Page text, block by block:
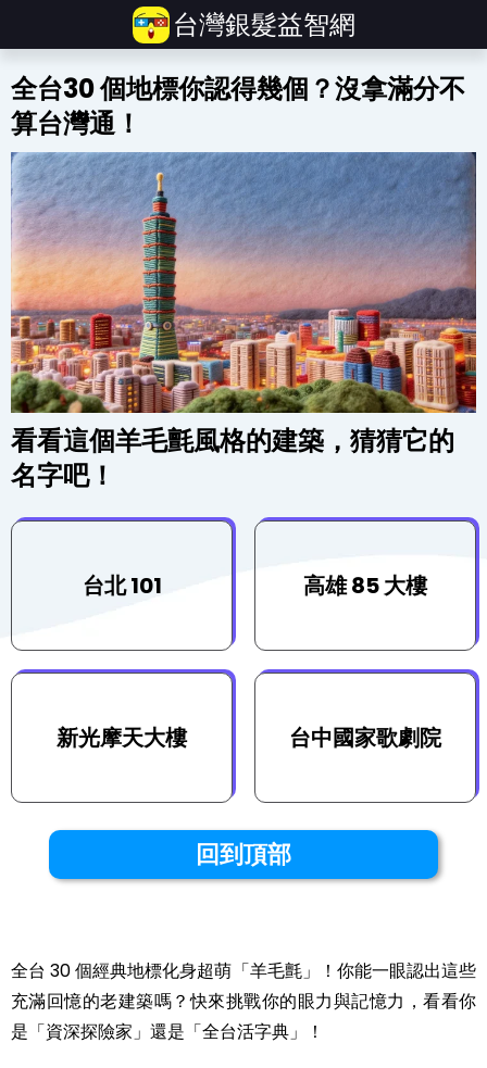
台灣銀髮益智網
全台30 個地標你認得幾個？沒拿滿分不
算台灣通！
看看這個羊毛氈風格的建築，猜猜它的
名字吧！
台北 101 高雄 85 大樓
新光摩天大樓 台中國家歌劇院
回到頂部
全台 30 個經典地標化身超萌「羊毛氈」！你能一眼認出這些
充滿回憶的老建築嗎？快來挑戰你的眼力與記憶力，看看你
是「資深探險家」還是「全台活字典」！